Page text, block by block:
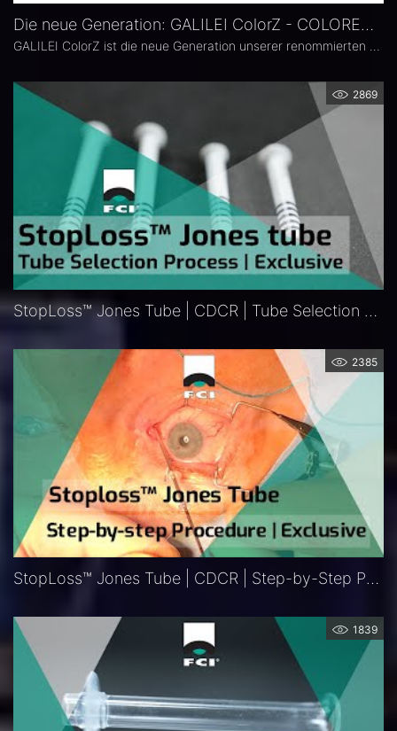
Die neue Generation: GALILEI ColorZ - COLORED UP
2869
StopLoss™ Jones Tube | CDCR | Tube Selection Process
2385
StopLoss™ Jones Tube | CDCR | Step-by-Step Procedure
1839